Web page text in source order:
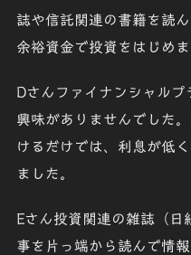
誌や信託関連の書籍を読
余裕資金で投資をはじめま
Dさん ファイナンシャルプ
興味がありませんでした
けるだけでは、利息が低
ました。
Eさん投資関連の雑誌（日
事を片っ端から読んで情